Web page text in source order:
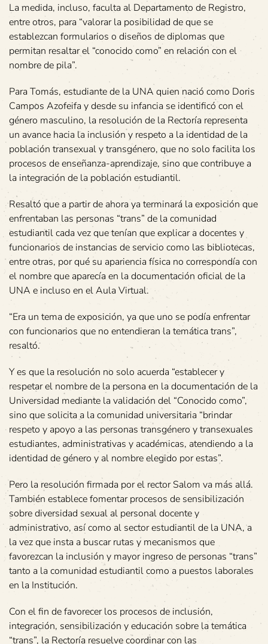
La medida, incluso, faculta al Departamento de Registro,
entre otros, para “valorar la posibilidad de que se
establezcan formularios o diseños de diplomas que
permitan resaltar el “conocido como” en relación con el
nombre de pila”.
Para Tomás, estudiante de la UNA quien nació como Doris
Campos Azofeifa y desde su infancia se identificó con el
género masculino, la resolución de la Rectoría representa
un avance hacia la inclusión y respeto a la identidad de la
población transexual y transgénero, que no solo facilita los
procesos de enseñanza-aprendizaje, sino que contribuye a
la integración de la población estudiantil.
Resaltó que a partir de ahora ya terminará la exposición que
enfrentaban las personas “trans” de la comunidad
estudiantil cada vez que tenían que explicar a docentes y
funcionarios de instancias de servicio como las bibliotecas,
entre otras, por qué su apariencia física no correspondía con
el nombre que aparecía en la documentación oficial de la
UNA e incluso en el Aula Virtual.
“Era un tema de exposición, ya que uno se podía enfrentar
con funcionarios que no entendieran la temática trans”,
resaltó.
Y es que la resolución no solo acuerda “establecer y
respetar el nombre de la persona en la documentación de la
Universidad mediante la validación del “Conocido como”,
sino que solicita a la comunidad universitaria “brindar
respeto y apoyo a las personas transgénero y transexuales
estudiantes, administrativas y académicas, atendiendo a la
identidad de género y al nombre elegido por estas”.
Pero la resolución firmada por el rector Salom va más allá.
También establece fomentar procesos de sensibilización
sobre diversidad sexual al personal docente y
administrativo, así como al sector estudiantil de la UNA, a
la vez que insta a buscar rutas y mecanismos que
favorezcan la inclusión y mayor ingreso de personas “trans”
tanto a la comunidad estudiantil como a puestos laborales
en la Institución.
Con el fin de favorecer los procesos de inclusión,
integración, sensibilización y educación sobre la temática
“trans”, la Rectoría resuelve coordinar con las